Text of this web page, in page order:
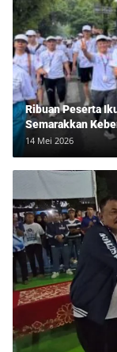
Ribuan Peserta
Semarakkan
14 Mei 2026